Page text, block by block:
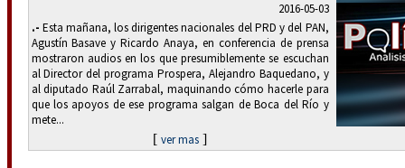
2016-05-03
.- Esta mañana, los dirigentes nacionales del PRD y del PAN,
Agustín Basave y Ricardo Anaya, en conferencia de prensa
mostraron audios en los que presumiblemente se escuchan
al Director del programa Prospera, Alejandro Baquedano, y
al diputado Raúl Zarrabal, maquinando cómo hacerle para
que los apoyos de ese programa salgan de Boca del Río y
mete...
[ ver mas ]